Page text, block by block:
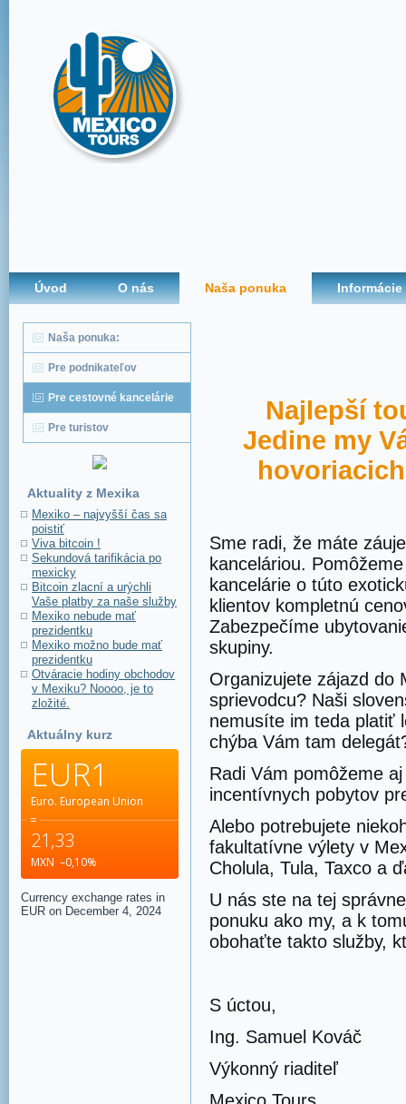
Úvod O nás Naša ponuka Informácie
Naša ponuka:
Pre podnikateľov
Pre cestovné kancelárie
Pre turistov
Aktuality z Mexika
Mexiko – najvyšší čas sa
poistiť
Viva bitcoin !
Sekundová tarifikácia po
mexicky
Bitcoin zlacní a urýchli
Vaše platby za naše služby
Mexiko nebude mať
prezidentku
Mexiko možno bude mať
prezidentku
Otváracie hodiny obchodov
v Mexiku? Noooo, je to
zložité.
Aktuálny kurz
EUR1
Euro. European Union
=
21,33
MXN –0,10%
Currency exchange rates in
EUR on December 4, 2024
Najlepší
Jedine my
Sme radi, že máte
kanceláriou.
kancelárie o túto
klientov kompletnú
Zabezpečíme
skupiny.
Organizujete zájazd do
sprievodcu? Naši
nemusíte im teda platiť
chýba Vám tam
Radi Vám pomôžeme
incentívnych pobytov
Alebo potrebujete
fakultatívne výlety v
Cholula, Tula, Taxco a
U nás ste na tej
ponuku ako my, a k
obohaťte takto služby,
S úctou,
Ing. Samuel Kováč
Výkonný riaditeľ